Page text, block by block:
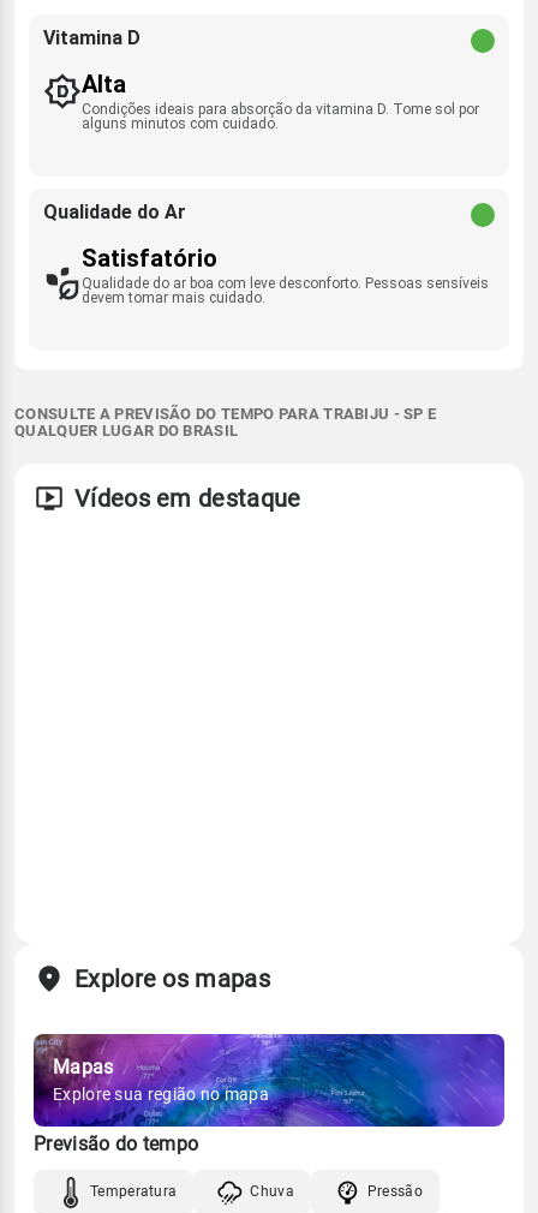
Vitamina D
Alta
Condições ideais para absorção da vitamina D. Tome sol por
alguns minutos com cuidado.
Qualidade do Ar
Satisfatório
Qualidade do ar boa com leve desconforto. Pessoas sensíveis
devem tomar mais cuidado.
CONSULTE A PREVISÃO DO TEMPO PARA TRABIJU - SP E
QUALQUER LUGAR DO BRASIL
Vídeos em destaque
Explore os mapas
Mapas
Explore sua região no mapa
Previsão do tempo
Temperatura Chuva Pressão